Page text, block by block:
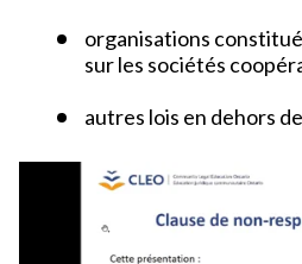
organisations
sur les sociétés
autres lois en dehors